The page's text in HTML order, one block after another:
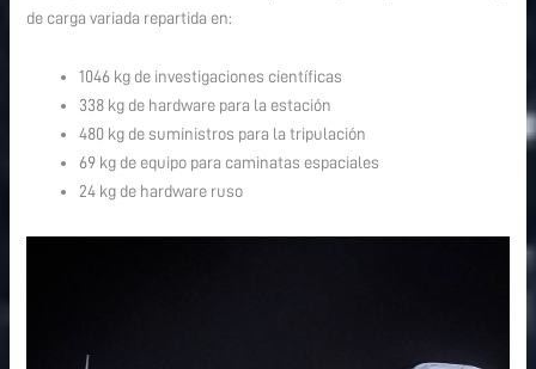
de carga variada repartida en:
1046 kg de investigaciones científicas
338 kg de hardware para la estación
480 kg de suministros para la tripulación
69 kg de equipo para caminatas espaciales
24 kg de hardware ruso